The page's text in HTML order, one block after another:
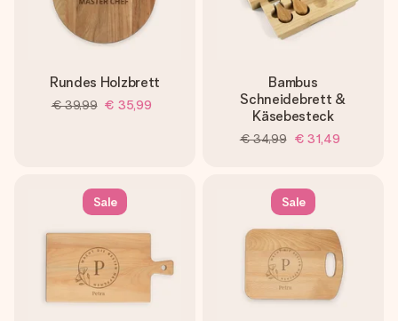
Rundes Holzbrett
€ 39,99 € 35,99
Bambus
Schneidebrett &
Käsebesteck
€ 34,99 € 31,49
Sale Sale